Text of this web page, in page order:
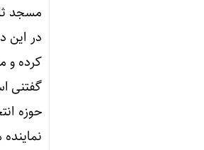
مسجد ثارالله
در این
کرده و
گفتنی
حوزه